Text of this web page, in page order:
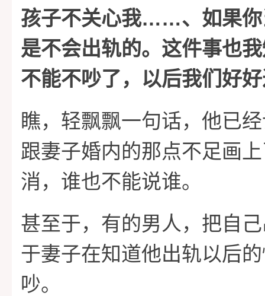
孩子不关心我……、如果
是不会出轨的。这件事也
不能不吵了，以后我们好
瞧，轻飘飘一句话，他已
跟妻子婚内的那点不足画
消，谁也不能说谁。
甚至于，有的男人，把自
于妻子在知道他出轨以后
吵。